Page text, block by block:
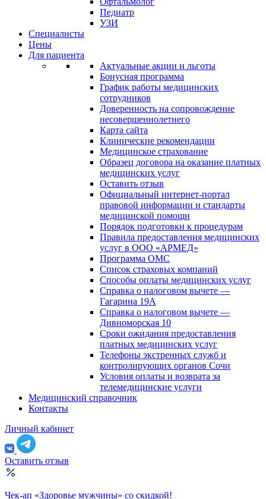
Педиатр
УЗИ
Специалисты
Цены
Для пациента
Актуальные акции и льготы
Бонусная программа
График работы медицинских
сотрудников
Доверенность на сопровождение
несовершеннолетнего
Карта сайта
Клинические рекомендации
Медицинское страхование
Образец договора на оказание платных
медицинских услуг
Оставить отзыв
Официальный интернет-портал
правовой информации и стандарты
медицинской помощи
Порядок подготовки к процедурам
Правила предоставления медицинских
услуг в ООО «АРМЕД»
Программа ОМС
Список страховых компаний
Способы оплаты медицинских услуг
Справка о налоговом вычете —
Гагарина 19А
Справка о налоговом вычете —
Дивноморская 10
Сроки ожидания предоставления
платных медицинских услуг
Телефоны экстренных служб и
контролирующих органов Сочи
Условия оплаты и возврата за
телемедицинские услуги
Медицинский справочник
Контакты
Личный кабинет
Оставить отзыв
Чек-ап «Здоровье мужчины» со скидкой!